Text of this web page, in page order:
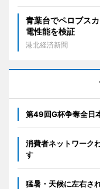
青葉台でペロブス
電性能を検証
港北経済新聞
第49回G杯争奪全日
消費者ネットワーク
す
猛暑・天候に左右さ